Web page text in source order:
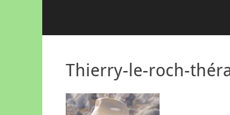
Thierry-le-roch-